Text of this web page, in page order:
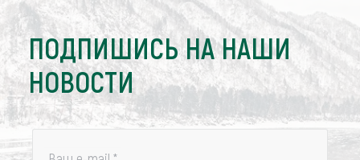
ПОДПИШИСЬ НА НАШИ
НОВОСТИ